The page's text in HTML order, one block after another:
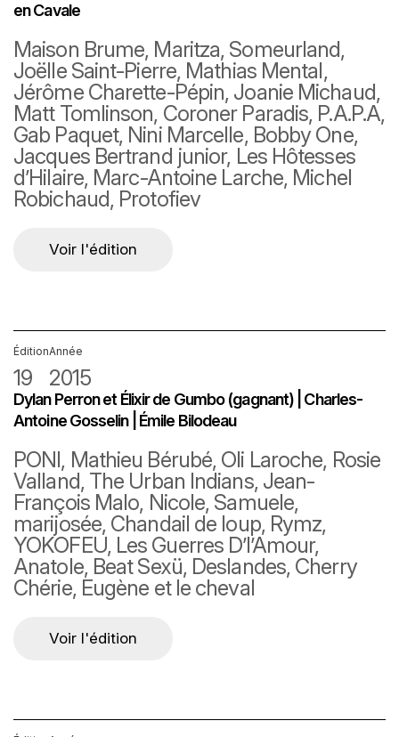
en Cavale
Maison Brume, Maritza, Someurland,
Joëlle Saint-Pierre, Mathias Mental,
Jérôme Charette-Pépin, Joanie Michaud,
Matt Tomlinson, Coroner Paradis, P.A.P.A,
Gab Paquet, Nini Marcelle, Bobby One,
Jacques Bertrand junior, Les Hôtesses
d’Hilaire, Marc-Antoine Larche, Michel
Robichaud, Protofiev
Voir l'édition
Édition
19
Année
2015
Dylan Perron et Élixir de Gumbo (gagnant) | Charles-
Antoine Gosselin | Émile Bilodeau
PONI, Mathieu Bérubé, Oli Laroche, Rosie
Valland, The Urban Indians, Jean-
François Malo, Nicole, Samuele,
marijosée, Chandail de loup, Rymz,
YOKOFEU, Les Guerres D’l’Amour,
Anatole, Beat Sexü, Deslandes, Cherry
Chérie, Eugène et le cheval
Voir l'édition